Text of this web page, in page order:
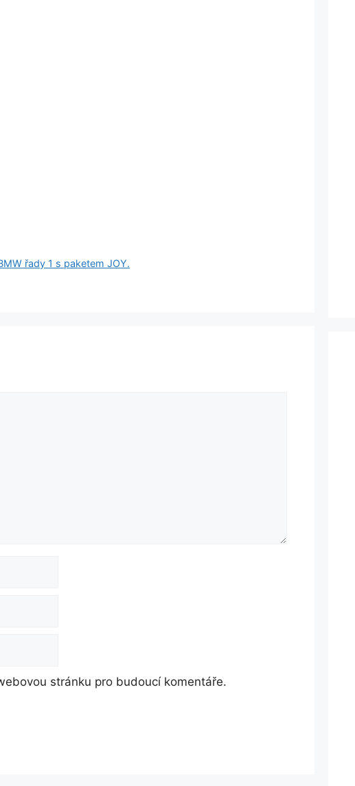
řady 1 s paketem JOY.
stránku pro budoucí komentáře.